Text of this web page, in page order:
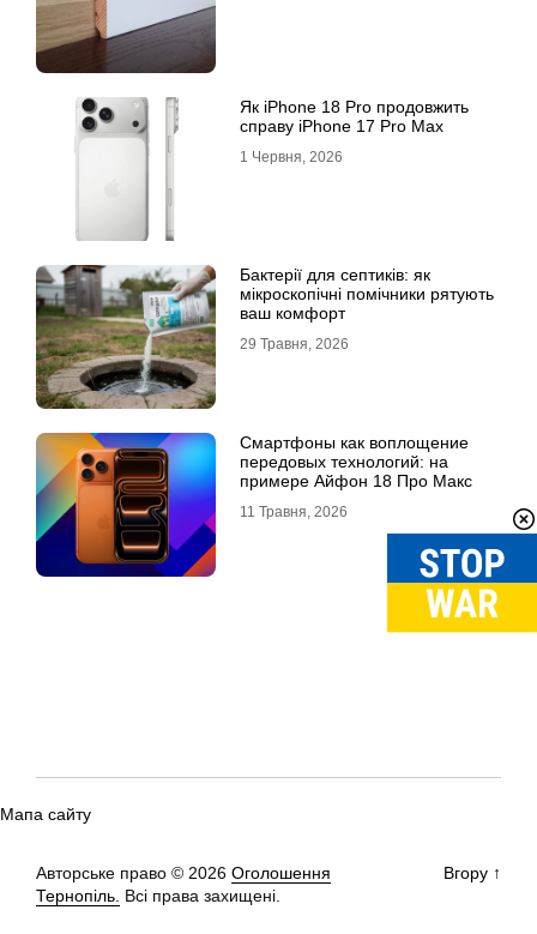
Як iPhone 18 Pro продовжить
справу iPhone 17 Pro Max
1 Червня, 2026
Бактерії для септиків: як
мікроскопічні помічники рятують
ваш комфорт
29 Травня, 2026
Смартфоны как воплощение
передовых технологий: на
примере Айфон 18 Про Макс
11 Травня, 2026
Мапа сайту
Авторське право © 2026 Оголошення
Тернопіль. Всі права захищені.
Вгору ↑